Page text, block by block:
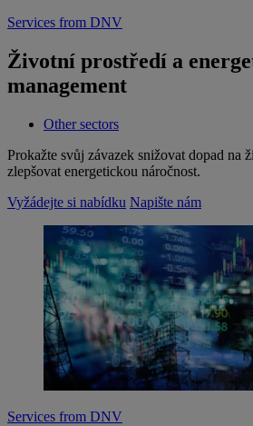
Services from DNV
Životní prostředí a
management
Other sectors
Prokažte svůj závazek snižovat dopad na
zlepšovat energetickou náročnost.
Vyžádejte si nabídku Napište nám
Services from DNV